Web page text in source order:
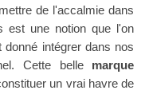
de l'accalmie dans
est une notion que l'on
intégrer dans nos
Cette belle marque
un vrai havre de